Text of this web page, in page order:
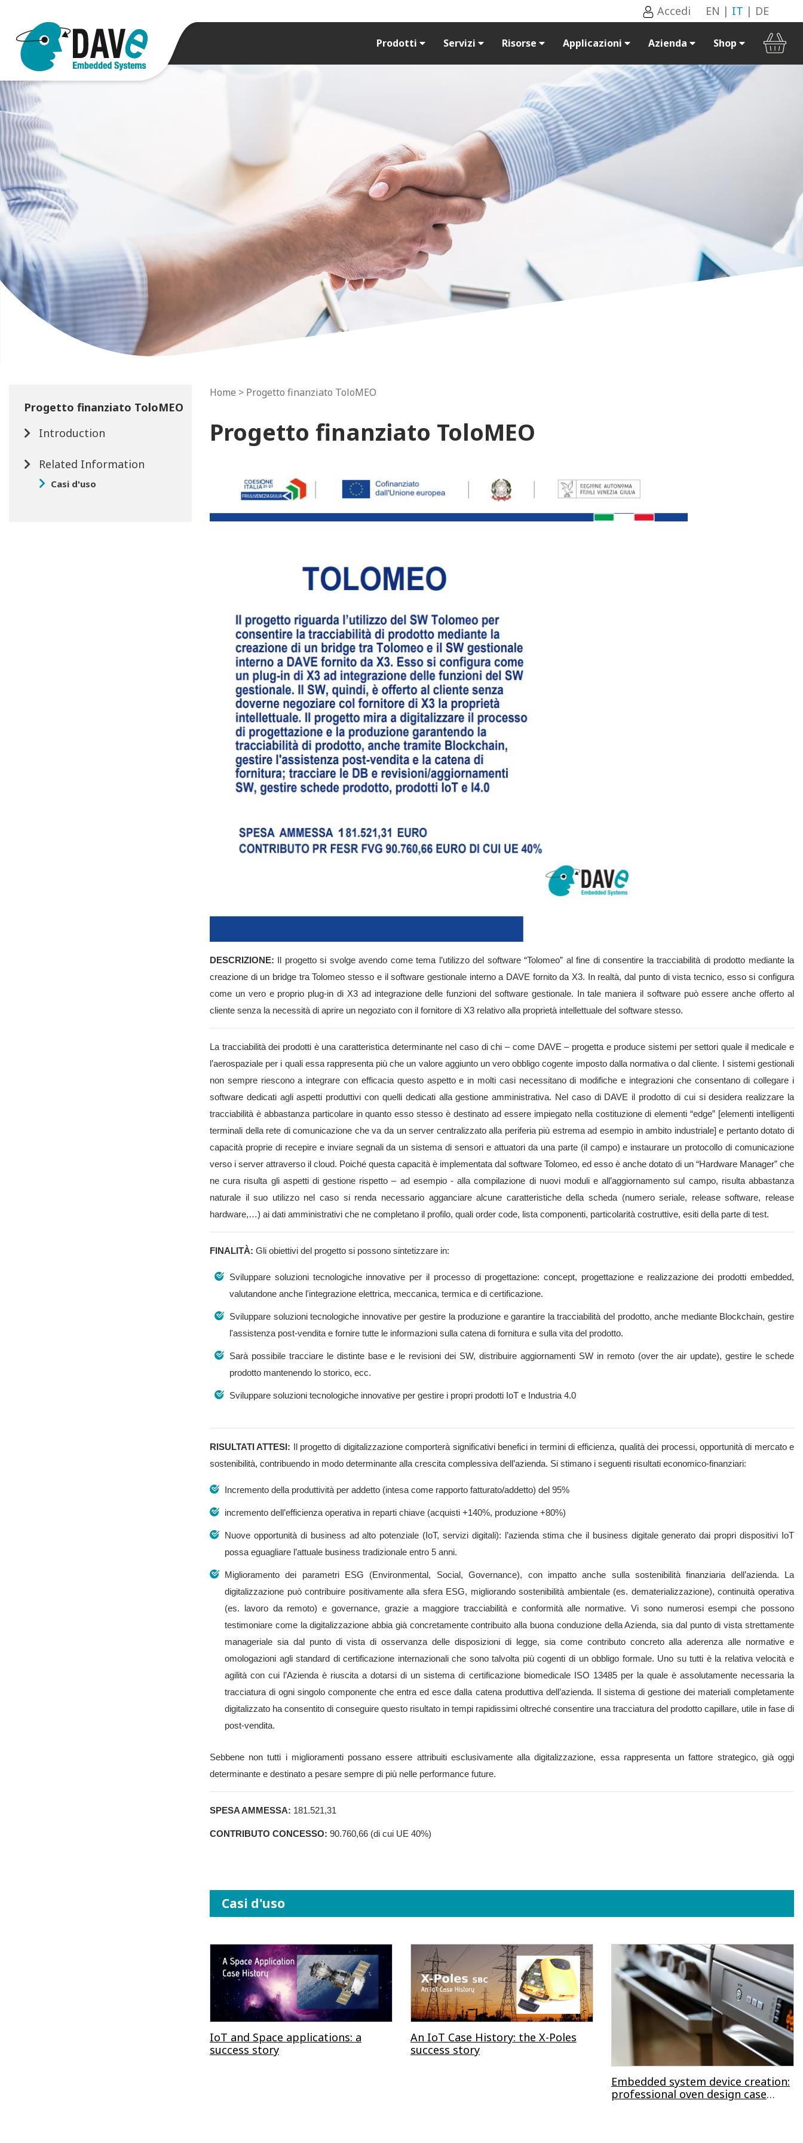
Accedi EN | IT | DE
Prodotti Servizi Risorse Applicazioni Azienda Shop
Progetto finanziato ToloMEO
Introduction
Related Information
Casi d'uso
Home > Progetto finanziato ToloMEO
Progetto finanziato ToloMEO
DESCRIZIONE: Il progetto si svolge avendo come tema l’utilizzo del software “Tolomeo” al fine di consentire la tracciabilità di prodotto mediante la
creazione di un bridge tra Tolomeo stesso e il software gestionale interno a DAVE fornito da X3. In realtà, dal punto di vista tecnico, esso si configura
come un vero e proprio plug-in di X3 ad integrazione delle funzioni del software gestionale. In tale maniera il software può essere anche offerto al
cliente senza la necessità di aprire un negoziato con il fornitore di X3 relativo alla proprietà intellettuale del software stesso.
La tracciabilità dei prodotti è una caratteristica determinante nel caso di chi – come DAVE – progetta e produce sistemi per settori quale il medicale e
l’aerospaziale per i quali essa rappresenta più che un valore aggiunto un vero obbligo cogente imposto dalla normativa o dal cliente. I sistemi gestionali
non sempre riescono a integrare con efficacia questo aspetto e in molti casi necessitano di modifiche e integrazioni che consentano di collegare i
software dedicati agli aspetti produttivi con quelli dedicati alla gestione amministrativa. Nel caso di DAVE il prodotto di cui si desidera realizzare la
tracciabilità è abbastanza particolare in quanto esso stesso è destinato ad essere impiegato nella costituzione di elementi “edge” [elementi intelligenti
terminali della rete di comunicazione che va da un server centralizzato alla periferia più estrema ad esempio in ambito industriale] e pertanto dotato di
capacità proprie di recepire e inviare segnali da un sistema di sensori e attuatori da una parte (il campo) e instaurare un protocollo di comunicazione
verso i server attraverso il cloud. Poiché questa capacità è implementata dal software Tolomeo, ed esso è anche dotato di un “Hardware Manager” che
ne cura risulta gli aspetti di gestione rispetto – ad esempio - alla compilazione di nuovi moduli e all’aggiornamento sul campo, risulta abbastanza
naturale il suo utilizzo nel caso si renda necessario agganciare alcune caratteristiche della scheda (numero seriale, release software, release
hardware,…) ai dati amministrativi che ne completano il profilo, quali order code, lista componenti, particolarità costruttive, esiti della parte di test.
FINALITÀ: Gli obiettivi del progetto si possono sintetizzare in:
Sviluppare soluzioni tecnologiche innovative per il processo di progettazione: concept, progettazione e realizzazione dei prodotti embedded,
valutandone anche l'integrazione elettrica, meccanica, termica e di certificazione.
Sviluppare soluzioni tecnologiche innovative per gestire la produzione e garantire la tracciabilità del prodotto, anche mediante Blockchain, gestire
l'assistenza post-vendita e fornire tutte le informazioni sulla catena di fornitura e sulla vita del prodotto.
Sarà possibile tracciare le distinte base e le revisioni dei SW, distribuire aggiornamenti SW in remoto (over the air update), gestire le schede
prodotto mantenendo lo storico, ecc.
Sviluppare soluzioni tecnologiche innovative per gestire i propri prodotti IoT e Industria 4.0
RISULTATI ATTESI:
Il progetto di digitalizzazione comporterà significativi benefici in termini di efficienza, qualità dei processi, opportunità di mercato e
sostenibilità, contribuendo in modo determinante alla crescita complessiva dell’azienda. Si stimano i seguenti risultati economico-finanziari:
Incremento della produttività per addetto (intesa come rapporto fatturato/addetto) del 95%
incremento dell’efficienza operativa in reparti chiave (acquisti +140%, produzione +80%)
Nuove opportunità di business ad alto potenziale (IoT, servizi digitali): l’azienda stima che il business digitale generato dai propri dispositivi IoT
possa eguagliare l’attuale business tradizionale entro 5 anni.
Miglioramento dei parametri ESG (Environmental, Social, Governance), con impatto anche sulla sostenibilità finanziaria dell’azienda. La
digitalizzazione può contribuire positivamente alla sfera ESG, migliorando sostenibilità ambientale (es. dematerializzazione), continuità operativa
(es. lavoro da remoto) e governance, grazie a maggiore tracciabilità e conformità alle normative. Vi sono numerosi esempi che possono
testimoniare come la digitalizzazione abbia già concretamente contribuito alla buona conduzione della Azienda, sia dal punto di vista strettamente
manageriale sia dal punto di vista di osservanza delle disposizioni di legge, sia come contributo concreto alla aderenza alle normative e
omologazioni agli standard di certificazione internazionali che sono talvolta più cogenti di un obbligo formale. Uno su tutti è la relativa velocità e
agilità con cui l’Azienda è riuscita a dotarsi di un sistema di certificazione biomedicale ISO 13485 per la quale è assolutamente necessaria la
tracciatura di ogni singolo componente che entra ed esce dalla catena produttiva dell’azienda. Il sistema di gestione dei materiali completamente
digitalizzato ha consentito di conseguire questo risultato in tempi rapidissimi oltreché consentire una tracciatura del prodotto capillare, utile in fase di
post-vendita.
Sebbene non tutti i miglioramenti possano essere attribuiti esclusivamente alla digitalizzazione, essa rappresenta un fattore strategico, già oggi
determinante e destinato a pesare sempre di più nelle performance future.
SPESA AMMESSA: 181.521,31
CONTRIBUTO CONCESSO: 90.760,66 (di cui UE 40%)
Casi d'uso
IoT and Space applications: a
success story
An IoT Case History: the X-Poles
success story
Embedded system device creation:
professional oven design case